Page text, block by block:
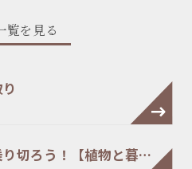
覧を見る
切ろう！【植物と暮…